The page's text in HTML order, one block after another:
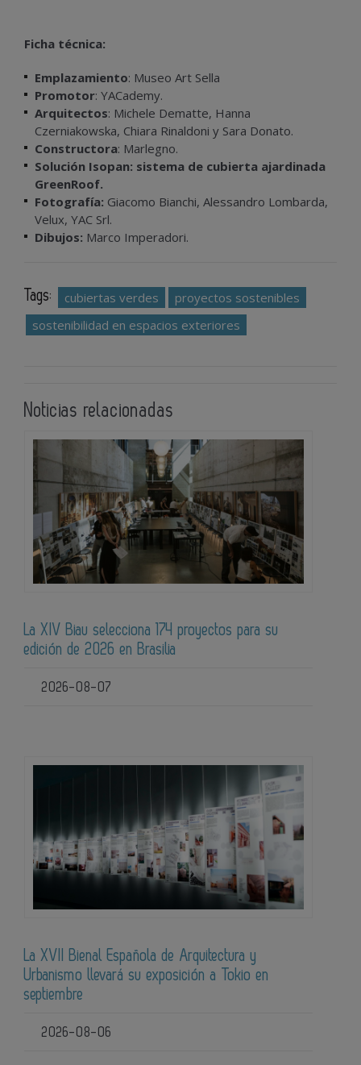
Ficha técnica:
Emplazamiento: Museo Art Sella
Promotor: YACademy.
Arquitectos: Michele Dematte, Hanna
Czerniakowska, Chiara Rinaldoni y Sara Donato.
Constructora: Marlegno.
Solución Isopan: sistema de cubierta ajardinada
GreenRoof.
Fotografía: Giacomo Bianchi, Alessandro Lombarda,
Velux, YAC Srl.
Dibujos: Marco Imperadori.
Tags: cubiertas verdes
proyectos sostenibles
sostenibilidad en espacios exteriores
Noticias relacionadas
La XIV Biau selecciona 174 proyectos para su
edición de 2026 en Brasilia
2026-08-07
La XVII Bienal Española de Arquitectura y
Urbanismo llevará su exposición a Tokio en
septiembre
2026-08-06